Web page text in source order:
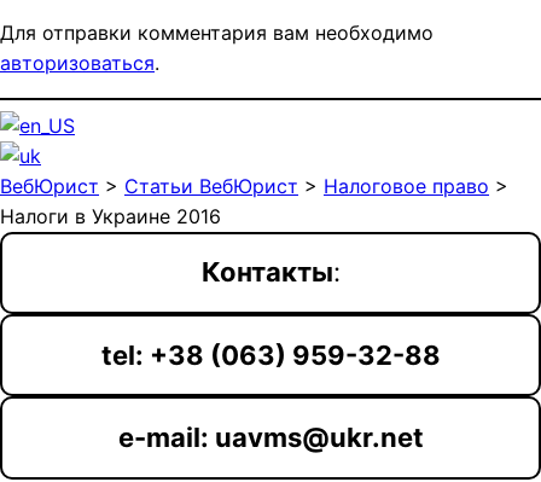
Для отправки комментария вам необходимо
авторизоваться.
ВебЮрист > Статьи ВебЮрист > Налоговое право >
Налоги в Украине 2016
Контакты:
tel: +38 (063) 959-32-88
e-mail: uavms@ukr.net